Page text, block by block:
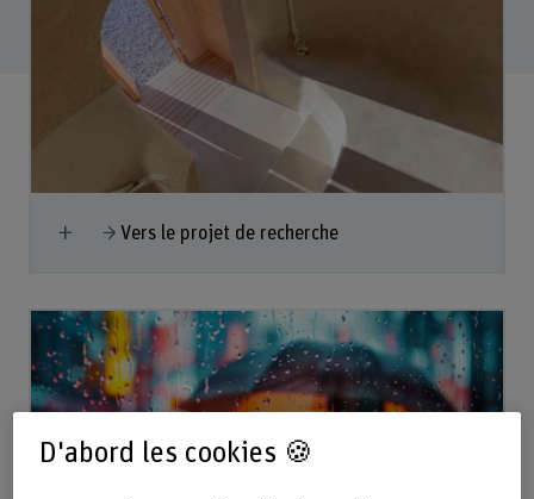
Afficher plus
Vers le projet de recherche
D'abord les cookies 🍪